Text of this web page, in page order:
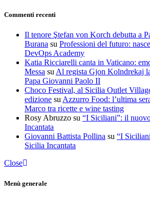
Commenti recenti
Il tenore Ştefan von Korch debutta a
Burana su Professioni del futuro:
DevOps Academy
Katia Ricciarelli canta in Vaticano:
Messa suAl regista Gjon Kolndrekaj
Papa Giovanni Paolo II
Choco Festival, al Sicilia Outlet
edizione suAzzurro Food: l’ultima
Marco tra ricette e wine tasting
Rosy Abruzzo su “I Siciliani”: il
Incantata
Giovanni Battista Pollina su “I
Sicilia Incantata
Close
Menù generale